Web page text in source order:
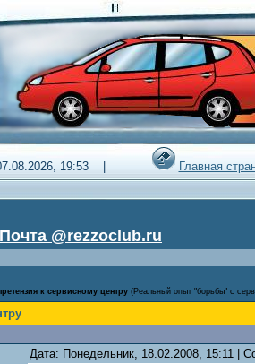
07.08.2026, 19:53 | Главная
Почта @rezzoclub.ru
к сервисному центру (Реальный опыт "борьбы" с
Дата: Понедельник, 18.02.2008, 15:11 |